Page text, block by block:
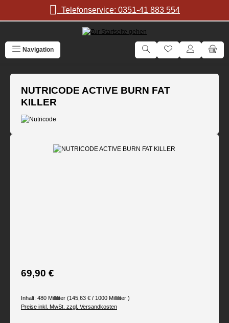
Zum Hauptinhalt springenTelefonservice: 0351-41 883 554
Navigation
NUTRICODE ACTIVE BURN FAT
KILLER
Bildergalerie überspringen
Regulärer Preis:
69,90 €
Inhalt: 480 Milliliter (145,63 € / 1000 Milliliter )
Preise inkl. MwSt. zzgl. Versandkosten